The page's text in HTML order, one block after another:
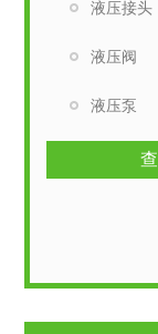
液压接头
液压阀
液压泵